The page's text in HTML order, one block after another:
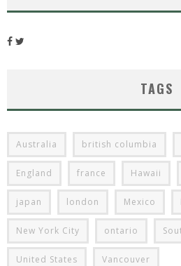
TAGS
Australia british columbia
England france Hawaii
japan london Mexico
New York City ontario
United States Vancouver